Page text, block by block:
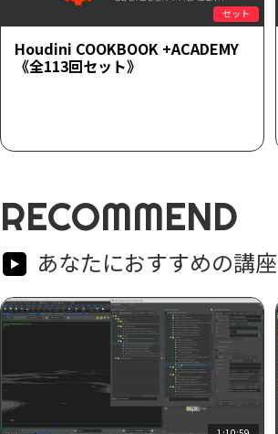
セット
Houdini COOKBOOK +ACADEMY
《全113回セット》
RECOMMEND
あなたにおすすめの講座